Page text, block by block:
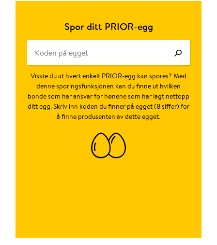
Spor ditt PRIOR-egg
Visste du at hvert enkelt PRIOR-egg kan spores? Med
denne sporingsfunksjonen kan du finne ut hvilken
bonde som har ansvar for hønene som har lagt nettopp
ditt egg. Skriv inn koden du finner på egget (8 siffer) for
å finne produsenten av dette egget.